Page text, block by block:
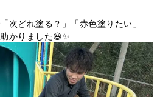
次どれ塗る？」「赤色塗りたい」
かりました😆✨